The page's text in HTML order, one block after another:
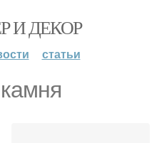
И ДЕКОР
статьи